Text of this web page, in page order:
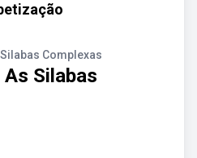
Complexas
Silabas